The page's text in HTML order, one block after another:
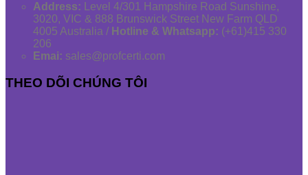
Address: Level 4/301 Hampshire Road Sunshine,
3020, VIC & 888 Brunswick Street New Farm QLD
4005 Australia / Hotline & Whatsapp: (+61)415 330
206
Emai: sales@profcerti.com
THEO DÕI CHÚNG TÔI